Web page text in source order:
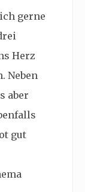
gerne
Herz
Neben
aber
gut